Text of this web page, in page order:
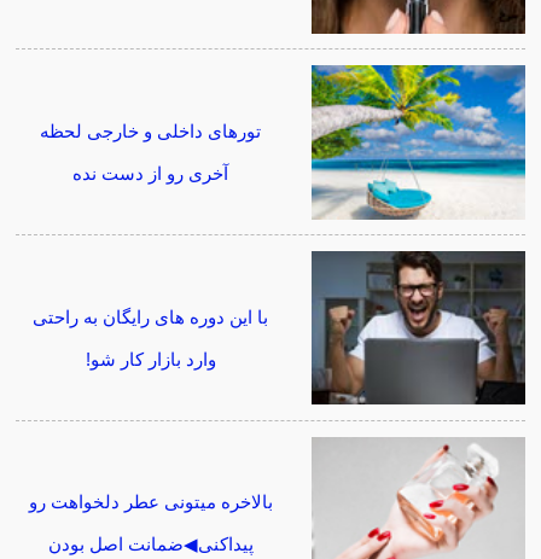
تورهای داخلی و خارجی لحظه
آخری رو از دست نده
با این دوره های رایگان به راحتی
وارد بازار کار شو!
بالاخره میتونی عطر دلخواهت رو
پیداکنی◀ضمانت اصل بودن